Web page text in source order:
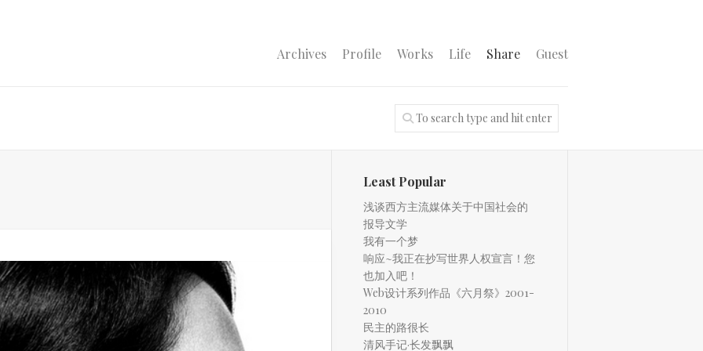
Archives Profile Works Life Share Guest
Least Popular
浅谈西方主流媒体关于中国社会的
报导文学
我有一个梦
响应~我正在抄写世界人权宣言！您
也加入吧！
Web设计系列作品《六月祭》2001-
2010
民主的路很长
清风手记·长发飘飘